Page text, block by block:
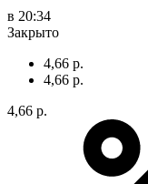
в 20:34
Закрыто
4,66 р.
4,66 р.
4,66 р.